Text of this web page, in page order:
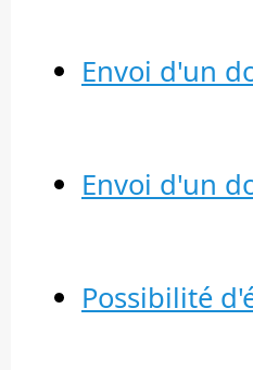
Envoi d'un
Envoi d'un
Possibilité